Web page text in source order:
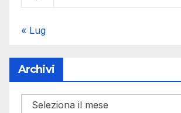
« Lug
Archivi
Archivi